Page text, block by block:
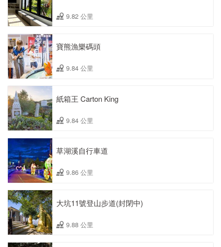
9.82 公里
寶熊漁樂碼頭
9.84 公里
紙箱王 Carton King
9.84 公里
草湖溪自行車道
9.86 公里
大坑11號登山步道(封閉中)
9.88 公里